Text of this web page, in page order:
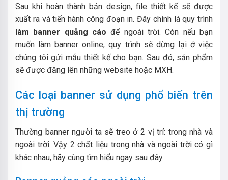
Sau khi hoàn thành bản design, file thiết kế sẽ được
xuất ra và tiến hành công đoạn in. Đây chính là quy trình
làm banner quảng cáo để ngoài trời. Còn nếu bạn
muốn làm banner online, quy trình sẽ dừng lại ở việc
chúng tôi gửi mẫu thiết kế cho bạn. Sau đó, sản phẩm
sẽ được đăng lên những website hoặc MXH.
Các loại banner sử dụng phổ biến trên
thị trường
Thường banner người ta sẽ treo ở 2 vị trí: trong nhà và
ngoài trời. Vậy 2 chất liệu trong nhà và ngoài trời có gì
khác nhau, hãy cùng tìm hiểu ngay sau đây.